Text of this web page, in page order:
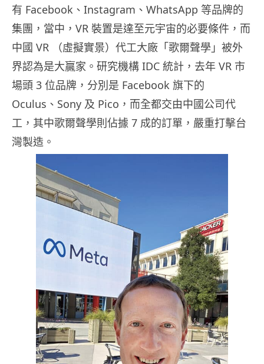
有 Facebook、Instagram、WhatsApp 等品牌的
集團，當中，VR 裝置是達至元宇宙的必要條件，而
中國 VR （虛擬實景）代工大廠「歌爾聲學」被外
界認為是大贏家。研究機構 IDC 統計，去年 VR 市
場頭 3 位品牌，分別是 Facebook 旗下的
Oculus、Sony 及 Pico，而全都交由中國公司代
工，其中歌爾聲學則佔據 7 成的訂單，嚴重打擊台
灣製造。